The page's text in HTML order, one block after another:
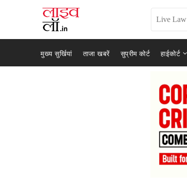
मुख्य सुर्खियां ताजा खबरें सुप्रीम कोर्ट हाईकोर्ट